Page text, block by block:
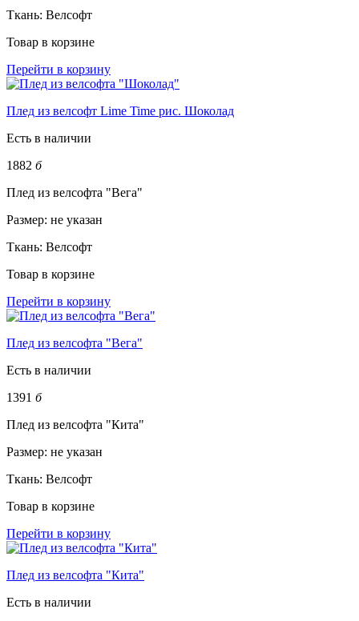
Ткань: Велсофт
Товар в корзине
Перейти в корзину
Плед из велсофт Lime Time рис. Шоколад
Есть в наличии
1882 б
Плед из велсофта "Вега"
Размер: не указан
Ткань: Велсофт
Товар в корзине
Перейти в корзину
Плед из велсофта "Вега"
Есть в наличии
1391 б
Плед из велсофта "Кита"
Размер: не указан
Ткань: Велсофт
Товар в корзине
Перейти в корзину
Плед из велсофта "Кита"
Есть в наличии